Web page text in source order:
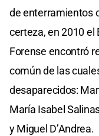
de enterramientos
certeza, en 2010 el
Forense encontró
común de las
desaparecidos:
María Isabel
y Miguel D’Andrea.